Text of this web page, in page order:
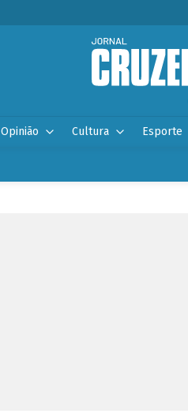
Opinião Cultura Esporte